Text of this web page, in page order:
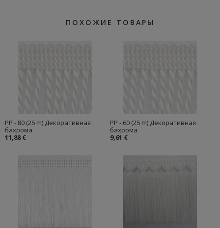
ПОХОЖИЕ ТОВАРЫ
PP - 80 (25 m) Декоративная
бахрома
11,88 €
PP - 60 (25 m) Декоративная
бахрома
9,61 €